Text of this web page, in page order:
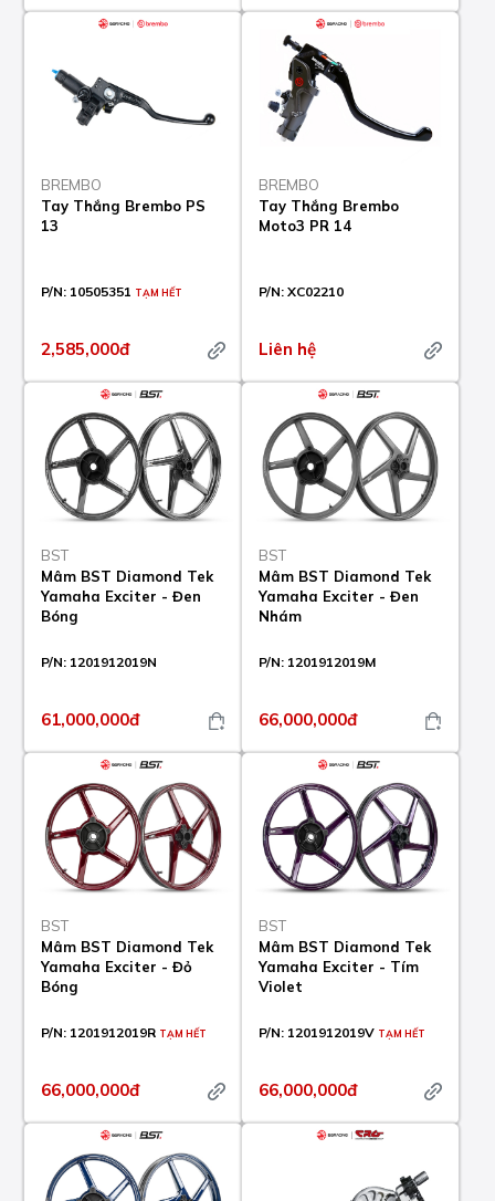
BREMBO
Tay Thắng Brembo PS
13
P/N: 10505351 TẠM HẾT
2,585,000đ
BREMBO
Tay Thắng Brembo
Moto3 PR 14
P/N: XC02210
Liên hệ
BST
Mâm BST Diamond Tek
Yamaha Exciter - Đen
Bóng
P/N: 1201912019N
61,000,000đ
BST
Mâm BST Diamond Tek
Yamaha Exciter - Đen
Nhám
P/N: 1201912019M
66,000,000đ
BST
Mâm BST Diamond Tek
Yamaha Exciter - Đỏ
Bóng
P/N: 1201912019R TẠM HẾT
66,000,000đ
BST
Mâm BST Diamond Tek
Yamaha Exciter - Tím
Violet
P/N: 1201912019V TẠM HẾT
66,000,000đ